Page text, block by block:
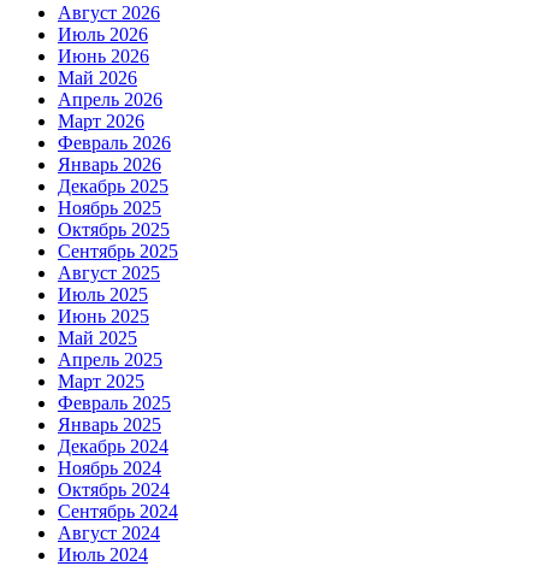
Август 2026
Июль 2026
Июнь 2026
Май 2026
Апрель 2026
Март 2026
Февраль 2026
Январь 2026
Декабрь 2025
Ноябрь 2025
Октябрь 2025
Сентябрь 2025
Август 2025
Июль 2025
Июнь 2025
Май 2025
Апрель 2025
Март 2025
Февраль 2025
Январь 2025
Декабрь 2024
Ноябрь 2024
Октябрь 2024
Сентябрь 2024
Август 2024
Июль 2024